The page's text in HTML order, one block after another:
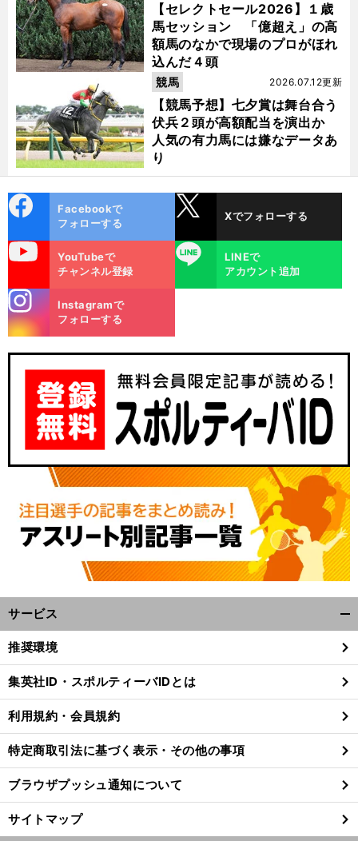
【セレクトセール2026】１歳
馬セッション 「億超え」の高
額馬のなかで現場のプロがほれ
込んだ４頭
【競馬予想】七夕賞は舞台合う
伏兵２頭が高額配当を演出か
人気の有力馬には嫌なデータあ
り
2026.07.12更新
競馬
ok
Facebookで
フォローする
Xでフォローする
YouTubeで
チャンネル登録
LINE
LINEで
アカウント追加
m
Instagramで
フォローする
サービス
閉
る
推奨環境
集英社ID・スポルティーバIDとは
利用規約・会員規約
特定商取引法に基づく表示・その他の事項
ブラウザプッシュ通知について
サイトマップ